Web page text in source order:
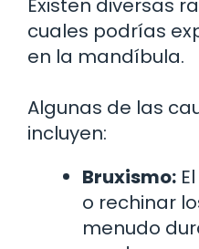
Existen diversas
cuales podrías
en la mandíbula.
Algunas de las
incluyen:
Bruxismo:
o rechinar
menudo